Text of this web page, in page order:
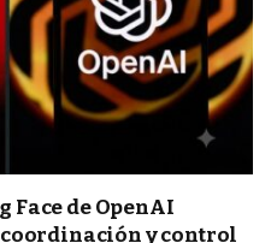
Face de OpenAI
coordinación y control